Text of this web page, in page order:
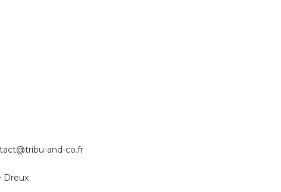
and-co.fr
Dreux